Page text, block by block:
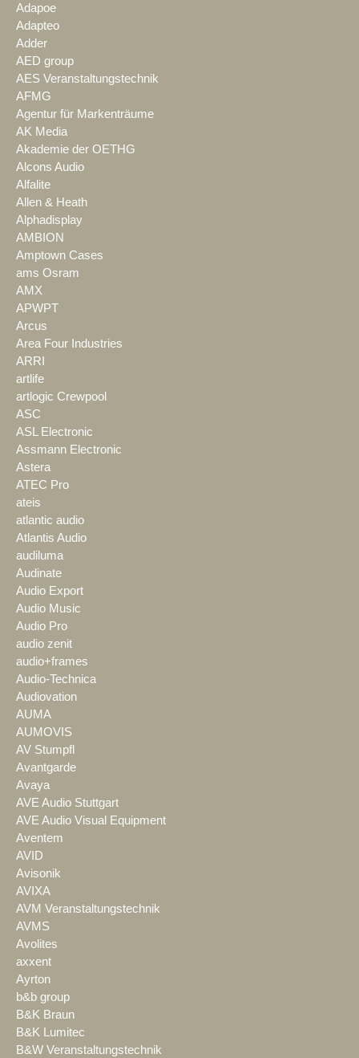
Adapoe
Adapteo
Adder
AED group
AES Veranstaltungstechnik
AFMG
Agentur für Markenträume
AK Media
Akademie der OETHG
Alcons Audio
Alfalite
Allen & Heath
Alphadisplay
AMBION
Amptown Cases
ams Osram
AMX
APWPT
Arcus
Area Four Industries
ARRI
artlife
artlogic Crewpool
ASC
ASL Electronic
Assmann Electronic
Astera
ATEC Pro
ateis
atlantic audio
Atlantis Audio
audiluma
Audinate
Audio Export
Audio Music
Audio Pro
audio zenit
audio+frames
Audio-Technica
Audiovation
AUMA
AUMOVIS
AV Stumpfl
Avantgarde
Avaya
AVE Audio Stuttgart
AVE Audio Visual Equipment
Aventem
AVID
Avisonik
AVIXA
AVM Veranstaltungstechnik
AVMS
Avolites
axxent
Ayrton
b&b group
B&K Braun
B&K Lumitec
B&W Veranstaltungstechnik